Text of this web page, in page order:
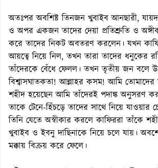
অতঃপর অবশিষ্ট তিনজন খুবাইব আনছারী, যায়দ
ও অপর একজন তাদের দেয়া প্রতিশ্রুতি ও
করে তাদের নিকট অবতরণ করলেন। যখন
আয়ত্বে নিয়ে নিল, তখন তারা তাদের ধনুকের
তাঁদেরকে বেঁধে ফেলল। তখন তৃতীয় জন বলে
বিশ্বাসঘাতকতা! আল্লাহর কসম! আমি তোমাদের
শহীদ হয়েছেন আমি তাঁদেরই পদাঙ্ক অনুসরণ
তাকে টেনে-হিঁচড়ে তাদের সাথে নিয়ে যাওয়ার
তিনি যেতে অস্বীকার করলে কাফিররা তাঁকে
খুবাইব ও ইবনু দাছিনাকে নিয়ে চলে যায়।
মক্কায় বিক্রয় করে ফেলে।